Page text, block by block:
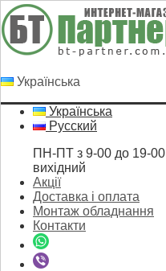
Українська
Українська
Русский
ПН-ПТ з 9-00 до 19-
вихідний
Акції
Доставка і оплата
Монтаж обладнання
Контакти